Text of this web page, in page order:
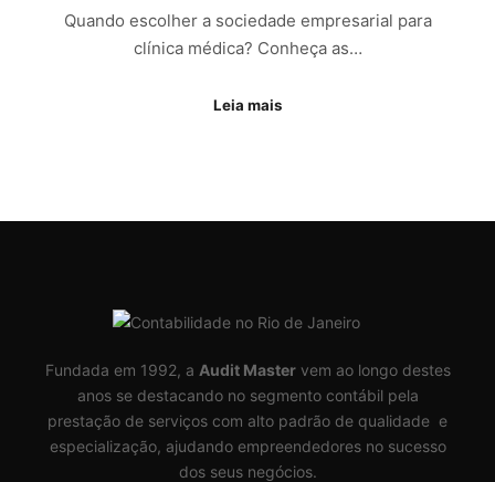
Quando escolher a sociedade empresarial para
clínica médica? Conheça as…
Leia mais
Fundada em 1992, a Audit Mastervem ao longo destes
anos se destacando no segmento contábil pela
prestação de serviços com alto padrão de qualidade e
especialização, ajudando empreendedores no sucesso
dos seus negócios.